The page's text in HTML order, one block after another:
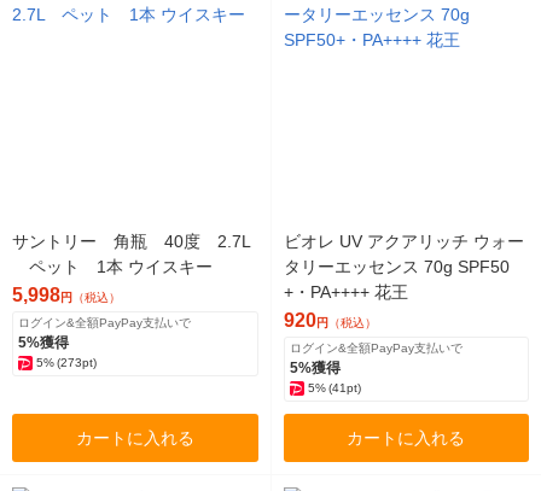
サントリー 角瓶 40度 2.7L
ペット 1本 ウイスキー
5,998円 （税込）
ログイン&全額PayPay支払いで
5%獲得
5%(273pt)
カートに入れる
ビオレ UV アクアリッチ ウォー
タリーエッセンス 70g SPF50
+・PA++++ 花王
920円 （税込）
ログイン&全額PayPay支払いで
5%獲得
5% (41pt)
カートに入れる